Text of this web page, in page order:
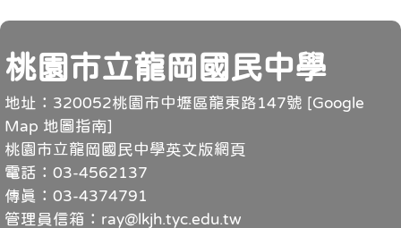
頁尾
桃園市立龍岡國民中學
地址：320052桃園市中壢區龍東路147號 [Google
Map 地圖指南]
桃園市立龍岡國民中學英文版網頁
電話：03-4562137
傳真：03-4374791
管理員信箱：ray@lkjh.tyc.edu.tw